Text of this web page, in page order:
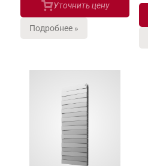
Уточнить цену
Подробнее »